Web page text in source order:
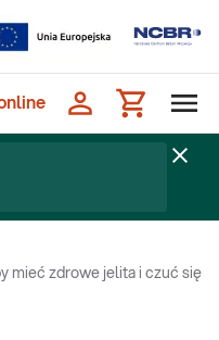
mieć zdrowe jelita i czuć się